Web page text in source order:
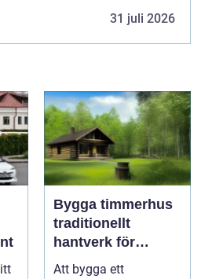
31 juli 2026
Bygga timmerhus
traditionellt
hantverk för
moderna behov
Att bygga ett